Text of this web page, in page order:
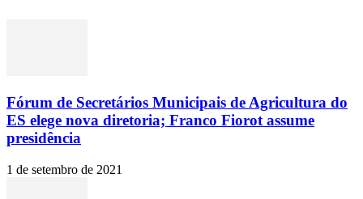
Fórum de Secretários Municipais de Agricultura do
ES elege nova diretoria; Franco Fiorot assume
presidência
1 de setembro de 2021